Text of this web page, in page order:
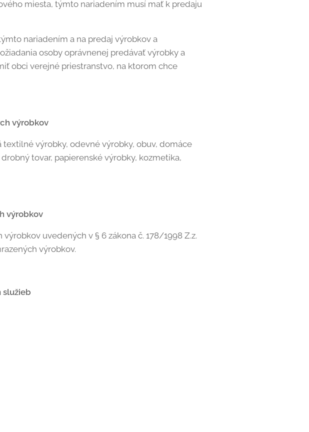
miesta, týmto nariadením musí mať k predaju
nariadením a na predaj výrobkov a
osoby oprávnenej predávať výrobky a
obci verejné priestranstvo, na ktorom chce
výrobkov
výrobky, odevné výrobky, obuv, domáce
tovar, papierenské výrobky, kozmetika,
výrobkov
uvedených v § 6 zákona č. 178/1998 Z.z.
výrobkov.
služieb